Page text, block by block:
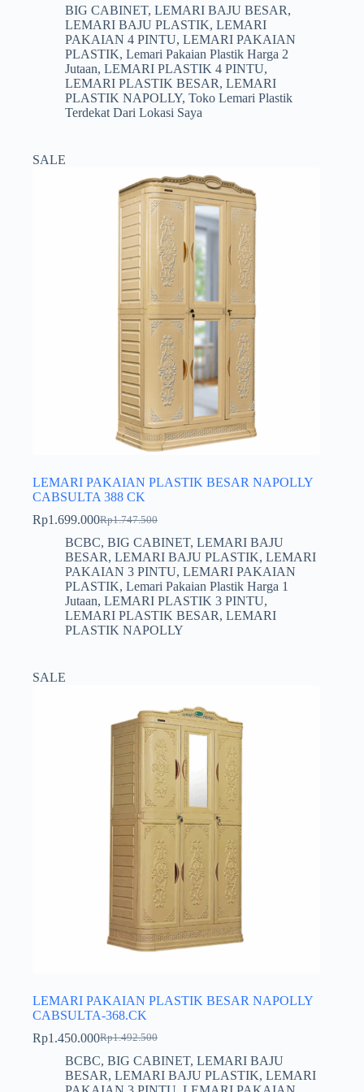
aslinya
adalah:
Rp2.152.500.
saat
ini
adalah:
Rp1.999.000.
BIG CABINET, LEMARI BAJU BESAR,
LEMARI BAJU PLASTIK, LEMARI
PAKAIAN 4 PINTU, LEMARI PAKAIAN
PLASTIK, Lemari Pakaian Plastik Harga 2
Jutaan, LEMARI PLASTIK 4 PINTU,
LEMARI PLASTIK BESAR, LEMARI
PLASTIK NAPOLLY, Toko Lemari Plastik
Terdekat Dari Lokasi Saya
SALE
LEMARI PAKAIAN PLASTIK BESAR NAPOLLY
CABSULTA 388 CK
Rp1.747.500
Harga
aslinya
adalah:
Rp1.747.500.
Rp1.699.000Harga
saat
ini
adalah:
Rp1.699.000.
BCBC, BIG CABINET, LEMARI BAJU
BESAR, LEMARI BAJU PLASTIK, LEMARI
PAKAIAN 3 PINTU, LEMARI PAKAIAN
PLASTIK, Lemari Pakaian Plastik Harga 1
Jutaan, LEMARI PLASTIK 3 PINTU,
LEMARI PLASTIK BESAR, LEMARI
PLASTIK NAPOLLY
SALE
LEMARI PAKAIAN PLASTIK BESAR NAPOLLY
CABSULTA-368.CK
Rp1.492.500
Harga
aslinya
adalah:
Rp1.492.500.
Rp1.450.000Harga
saat
ini
adalah:
BCBC, BIG CABINET, LEMARI BAJU
BESAR, LEMARI BAJU PLASTIK, LEMARI